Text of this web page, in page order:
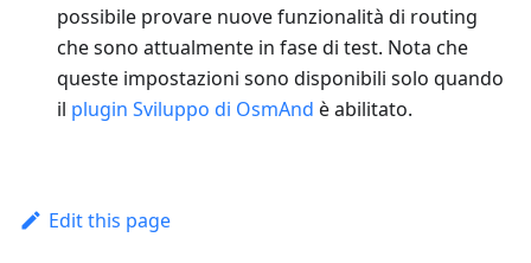
possibile provare nuove funzionalità di routing
che sono attualmente in fase di test. Nota che
queste impostazioni sono disponibili solo quando
il plugin Sviluppo di OsmAnd è abilitato.
Edit this page